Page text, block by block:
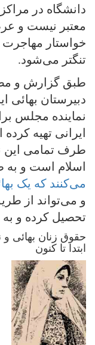
دانشگاه در
معتبر نیست و
خواستار مهاجرت
تنگتر می‌شود.
طبق گزارش و
دبیرستان بهائی
نماینده مجلس
ایرانی‌ تهیه
طرف تمامی‌ این
اسلام است و به
می‌کنند که یک
و می‌تواند از
تحصیل کرده و به
حقوق زنان بهائی
ابتدا تا کنون